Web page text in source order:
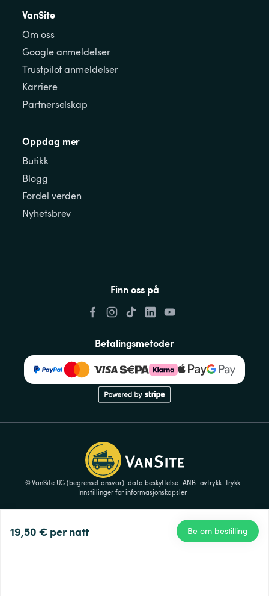
19,50 € per natt Be om bestilling
VanSite
Om oss
Google anmeldelser
Trustpilot anmeldelser
Karriere
Partnerselskap
Oppdag mer
Butikk
Blogg
Fordel verden
Nyhetsbrev
Finn oss på
Betalingsmetoder
© VanSite UG (begrenset ansvar) data beskyttelse ANB avtrykk trykk
Innstillinger for informasjonskapsler